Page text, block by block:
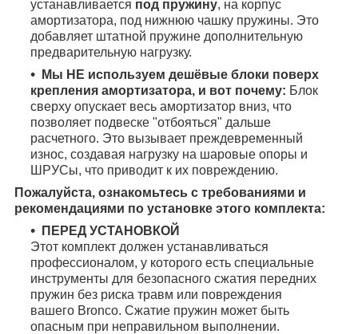
устанавливается под пружину, на корпус
амортизатора, под нижнюю чашку пружины. Это
добавляет штатной пружине дополнительную
предварительную нагрузку.
Мы НЕ используем дешёвые блоки поверх
крепления амортизатора, и вот почему: Блок
сверху опускает весь амортизатор вниз, что
позволяет подвеске "отбояться" дальше
расчетного. Это вызывает преждевременный
износ, создавая нагрузку на шаровые опоры и
ШРУСы, что приводит к их повреждению.
Пожалуйста, ознакомьтесь с требованиями и
рекомендациями по установке этого комплекта:
ПЕРЕД УСТАНОВКОЙ
Этот комплект должен устанавливаться
профессионалом, у которого есть специальные
инструменты для безопасного сжатия передних
пружин без риска травм или повреждения
вашего Bronco. Сжатие пружин может быть
опасным при неправильном выполнении.